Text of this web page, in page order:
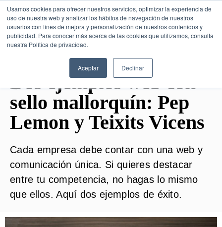
Usamos cookies para ofrecer nuestros servicios, optimizar la experiencia de
uso de nuestra web y analizar los hábitos de navegación de nuestros
usuarios con fines de mejora y personalización de nuestros contenidos y
publicidad. Para conocer más acerca de las cookies que utilizamos, consulta
nuestra Política de privacidad.
Aceptar Declinar
SESIÓN DE CONSULTORÍA GRATUITA
Dos ejemplos web con
sello mallorquín: Pep
Lemon y Teixits Vicens
Cada empresa debe contar con una web y
comunicación única. Si quieres destacar
entre tu competencia, no hagas lo mismo
que ellos. Aquí dos ejemplos de éxito.